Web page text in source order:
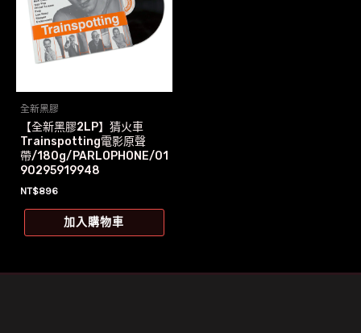
全新黑膠
【全新黑膠2LP】猜火車
Trainspotting電影原聲
帶/180g/PARLOPHONE/01
90295919948
NT$896
加入購物車